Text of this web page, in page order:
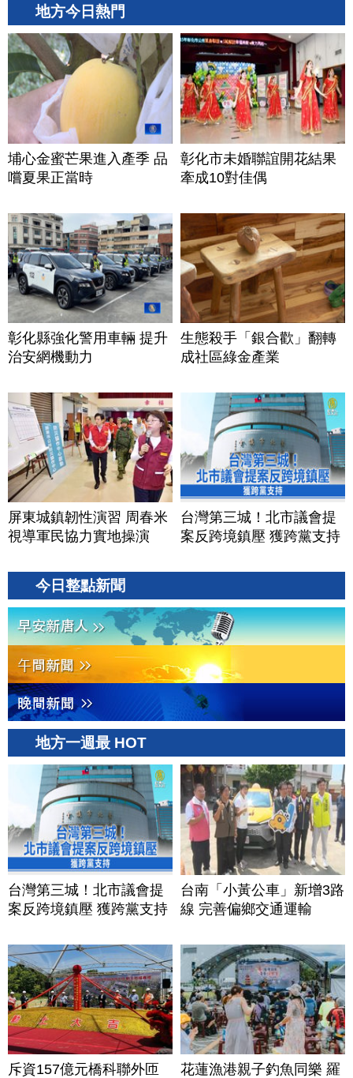
地方今日熱門
埔心金蜜芒果進入產季 品
嚐夏果正當時
彰化市未婚聯誼開花結果
牽成10對佳偶
彰化縣強化警用車輛 提升
治安網機動力
生態殺手「銀合歡」翻轉
成社區綠金產業
屏東城鎮韌性演習 周春米
視導軍民協力實地操演
台灣第三城！北市議會提
案反跨境鎮壓 獲跨黨支持
今日整點新聞
地方一週最 HOT
台灣第三城！北市議會提
案反跨境鎮壓 獲跨黨支持
台南「小黃公車」新增3路
線 完善偏鄉交通運輸
斥資157億元橋科聯外匝
花蓮漁港親子釣魚同樂 羅